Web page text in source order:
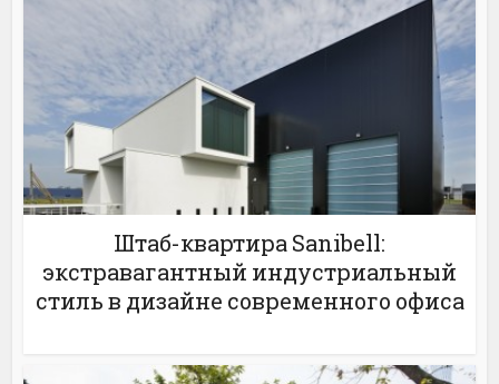
Штаб-квартира Sanibell:
экстравагантный индустриальный
стиль в дизайне современного офиса